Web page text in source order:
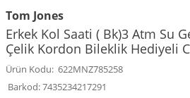
Tom Jones
Erkek Kol Saati ( Bk)3 Atm Su
Çelik Kordon Bileklik Hediyeli
Ürün Kodu: 622MNZ785258
Barkod:7435234217291